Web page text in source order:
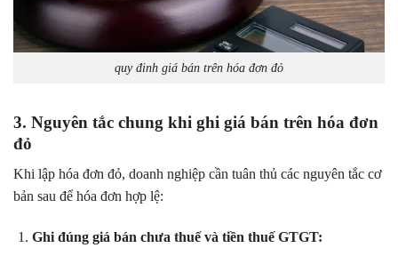
quy đinh giá bán trên hóa đơn đỏ
3. Nguyên tắc chung khi ghi giá bán trên hóa đơn
đỏ
Khi lập hóa đơn đỏ, doanh nghiệp cần tuân thủ các nguyên tắc cơ
bản sau để hóa đơn hợp lệ:
Ghi đúng giá bán chưa thuế và tiền thuế GTGT: